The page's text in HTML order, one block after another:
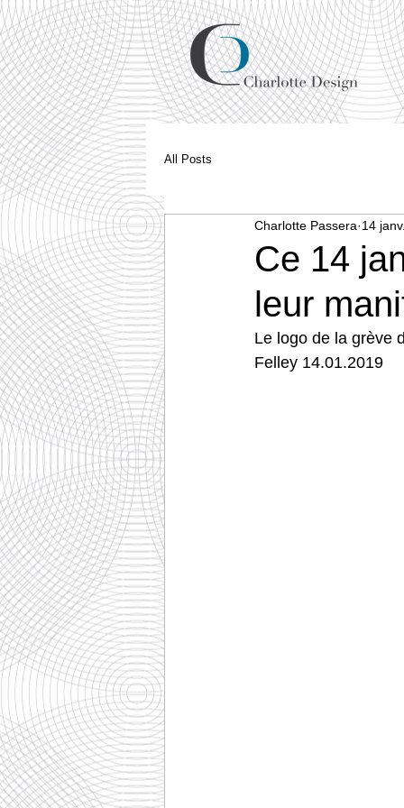
All Posts
Ce 14
leur
Charlotte Passera 14
Le logo de la grève
Felley 14.01.2019